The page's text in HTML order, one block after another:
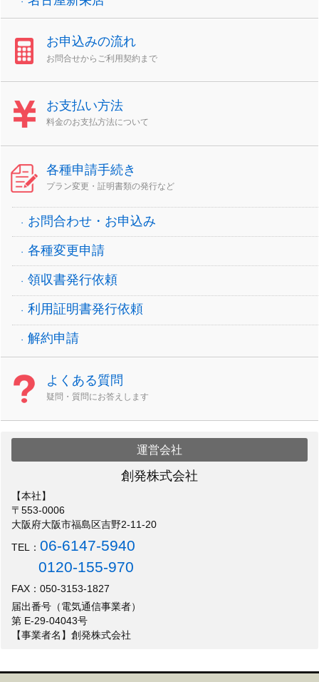
お申込みの流れ
お問合せからご利用契約まで
お支払い方法
料金のお支払方法について
各種申請手続き
プラン変更・証明書類の発行など
お問合わせ・お申込み
各種変更申請
領収書発行依頼
利用証明書発行依頼
解約申請
よくある質問
疑問・質問にお答えします
運営会社
創発株式会社
【本社】
〒553-0006
大阪府大阪市福島区吉野2-11-20
TEL：06-6147-5940
0120-155-970
FAX：050-3153-1827
届出番号（電気通信事業者）
第 E-29-04043号
【事業者名】創発株式会社